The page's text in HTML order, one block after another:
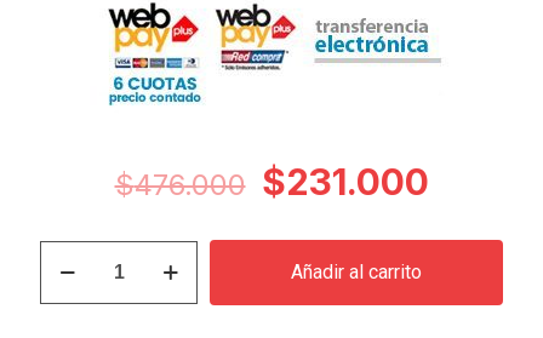
$476.000 El
original
era:
$231.000El
actual
Prevención
Añadir al carrito